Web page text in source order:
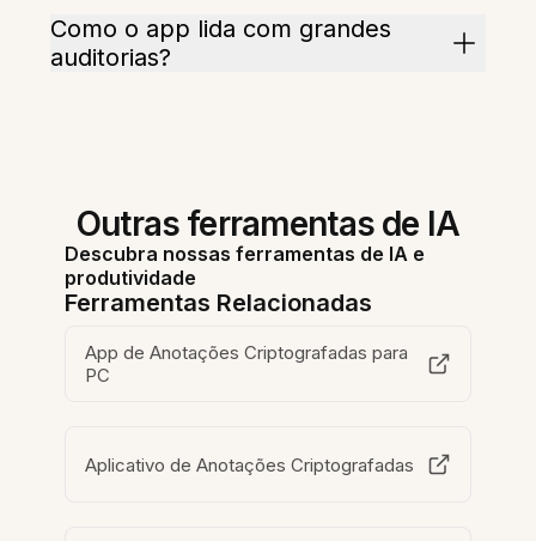
Como o app lida com grandes
auditorias?
Outras ferramentas de IA
Descubra nossas ferramentas de IA e
produtividade
Ferramentas Relacionadas
App de Anotações Criptografadas para
PC
Aplicativo de Anotações Criptografadas